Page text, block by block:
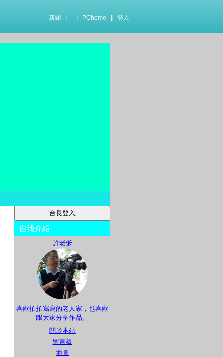
新聞 PChome 登入
自我介紹
許老爹
喜歡拍拍寫寫的老人家，也喜歡
跟大家分享作品。
關於本站
留言板
地圖